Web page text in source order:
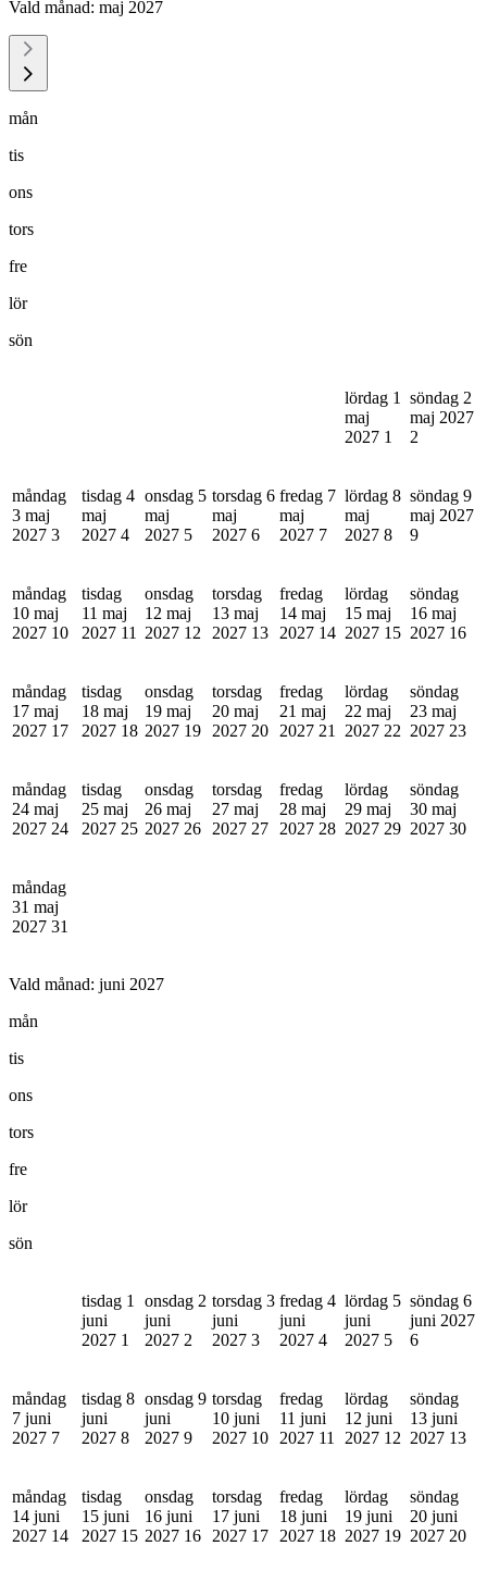
Vald månad: maj 2027
mån
tis
ons
tors
fre
lör
sön
lördag 1
maj
2027 1
söndag 2
maj 2027
2
måndag
3 maj
2027 3
tisdag 4
maj
2027 4
onsdag 5
maj
2027 5
torsdag 6
maj
2027 6
fredag 7
maj
2027 7
lördag 8
maj
2027 8
söndag 9
maj 2027
9
måndag
10 maj
2027 10
tisdag
11 maj
2027 11
onsdag
12 maj
2027 12
torsdag
13 maj
2027 13
fredag
14 maj
2027 14
lördag
15 maj
2027 15
söndag
16 maj
2027 16
måndag
17 maj
2027 17
tisdag
18 maj
2027 18
onsdag
19 maj
2027 19
torsdag
20 maj
2027 20
fredag
21 maj
2027 21
lördag
22 maj
2027 22
söndag
23 maj
2027 23
måndag
24 maj
2027 24
tisdag
25 maj
2027 25
onsdag
26 maj
2027 26
torsdag
27 maj
2027 27
fredag
28 maj
2027 28
lördag
29 maj
2027 29
söndag
30 maj
2027 30
måndag
31 maj
2027 31
Vald månad: juni 2027
mån
tis
ons
tors
fre
lör
sön
tisdag 1
juni
2027 1
onsdag 2
juni
2027 2
torsdag 3
juni
2027 3
fredag 4
juni
2027 4
lördag 5
juni
2027 5
söndag 6
juni 2027
6
måndag
7 juni
2027 7
tisdag 8
juni
2027 8
onsdag 9
juni
2027 9
torsdag
10 juni
2027 10
fredag
11 juni
2027 11
lördag
12 juni
2027 12
söndag
13 juni
2027 13
måndag
14 juni
2027 14
tisdag
15 juni
2027 15
onsdag
16 juni
2027 16
torsdag
17 juni
2027 17
fredag
18 juni
2027 18
lördag
19 juni
2027 19
söndag
20 juni
2027 20